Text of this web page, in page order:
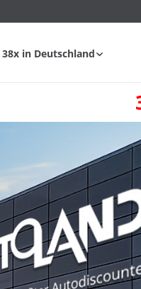
38x in Deutschland